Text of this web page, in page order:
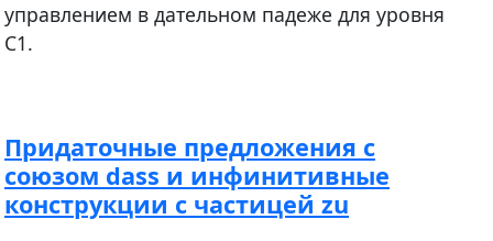
управлением в дательном падеже для уровня
С1.
Придаточные предложения с
союзом dass и инфинитивные
конструкции с частицей zu